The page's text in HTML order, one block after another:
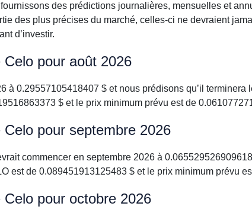
des prédictions journalières, mensuelles et
des plus précises du marché, celles-ci ne devraient
d’investir.
pour août 2026
à 0.29557105418407 $ et nous prédisons qu’il
$ et le prix minimum prévu est de
pour septembre 2026
commencer en septembre 2026 à
est de 0.089451913125483 $ et le prix minimum prévu
pour octobre 2026